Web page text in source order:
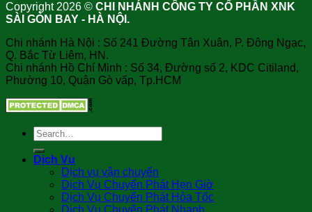
Copyright 2026 © CHI NHÁNH CÔNG TY CỔ PHẦN XNK
SÀI GÒN BAY - HÀ NỘI.
Chi nhánh Hà Nội : Số 241 Đường Tân Xuân, P. Đông Ngạc,
Q. Bắc Từ Liêm, HN.
Chi nhánh Hồ Chí Minh : Số 34, Đường số 2, KDC Citiland,
Phường 10, Quận Gò vấp, Tp.HCM
Dịch Vụ
Dịch vụ vận chuyển
Dịch Vụ Chuyển Phát Hẹn Giờ
Dịch Vụ Chuyển Phát Hỏa Tốc